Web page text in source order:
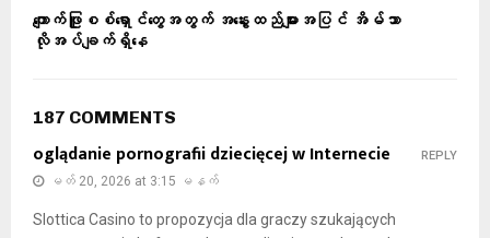
ကျောက်ဖြူစစ်ရှောင်တွေအတွက် အနွေးထည်များအပြင် အိမ်သာ
လိုအပ်ချက်ရှိနေ
187 COMMENTS
oglądanie pornografii dziecięcej w Internecie
မတ် 20, 2026 at 3:15 မနက်
Slottica Casino to propozycja dla graczy szukających
REPLY